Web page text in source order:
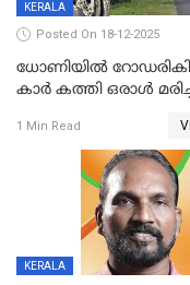
KERALA
Posted On 18-12-2025
ധോണിയിൽ
കാർ കത്തി ഒരാൾ
1 Min Read
KERALA